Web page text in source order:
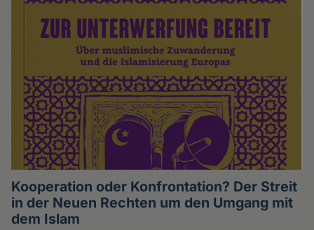
Kooperation oder Konfrontation? Der Streit
in der Neuen Rechten um den Umgang mit
dem Islam